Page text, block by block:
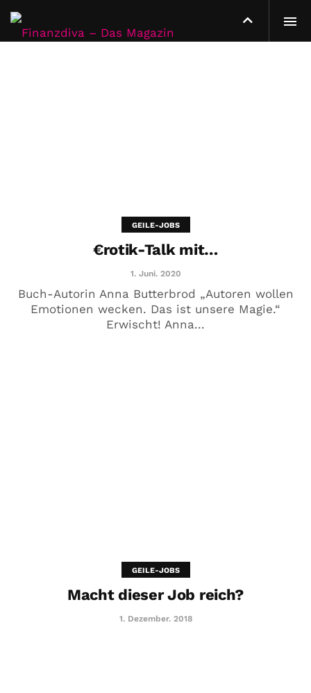
GEILE-JOBS
€rotik-Talk mit…
1. Juni. 2020
Buch-Autorin Anna Butterbrod „Autoren wollen
Emotionen wecken. Das ist unsere Magie.“
Erwischt! Anna...
GEILE-JOBS
Macht dieser Job reich?
1. Dezember. 2018